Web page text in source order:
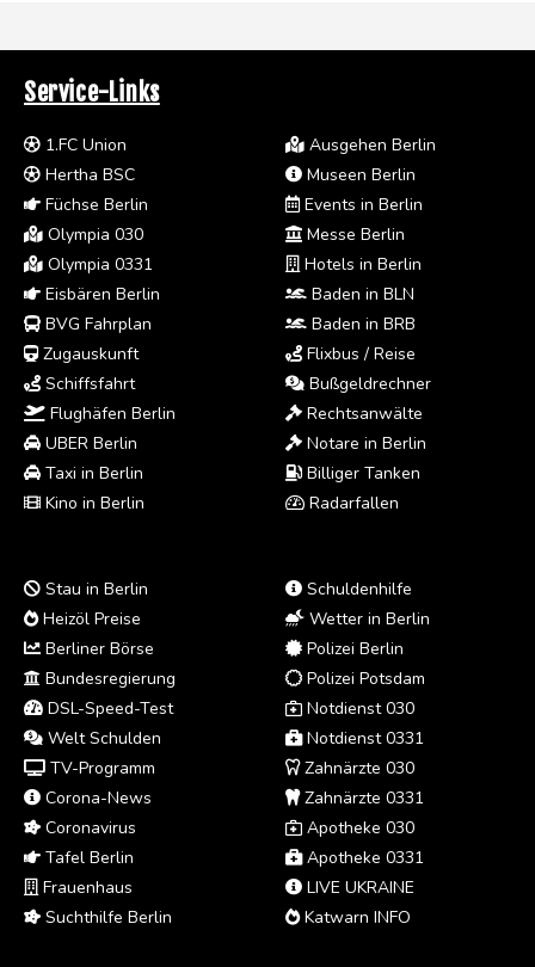
Service-Links
1.FC Union
Hertha BSC
Füchse Berlin
Olympia 030
Olympia 0331
Eisbären Berlin
BVG Fahrplan
Zugauskunft
Schiffsfahrt
Flughäfen Berlin
UBER Berlin
Taxi in Berlin
Kino in Berlin
Ausgehen Berlin
Museen Berlin
Events in Berlin
Messe Berlin
Hotels in Berlin
Baden in BLN
Baden in BRB
Flixbus / Reise
Bußgeldrechner
Rechtsanwälte
Notare in Berlin
Billiger Tanken
Radarfallen
Stau in Berlin
Heizöl Preise
Berliner Börse
Bundesregierung
DSL-Speed-Test
Welt Schulden
TV-Programm
Corona-News
Coronavirus
Tafel Berlin
Frauenhaus
Suchthilfe Berlin
Schuldenhilfe
Wetter in Berlin
Polizei Berlin
Polizei Potsdam
Notdienst 030
Notdienst 0331
Zahnärzte 030
Zahnärzte 0331
Apotheke 030
Apotheke 0331
LIVE UKRAINE
Katwarn INFO